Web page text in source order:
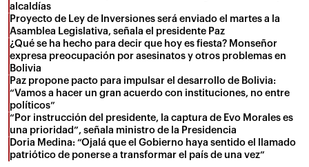
alcaldías
Proyecto de Ley de Inversiones será enviado el martes a la
Asamblea Legislativa, señala el presidente Paz
¿Qué se ha hecho para decir que hoy es fiesta? Monseñor
expresa preocupación por asesinatos y otros problemas en
Bolivia
Paz propone pacto para impulsar el desarrollo de Bolivia:
“Vamos a hacer un gran acuerdo con instituciones, no entre
políticos”
“Por instrucción del presidente, la captura de Evo Morales es
una prioridad”, señala ministro de la Presidencia
Doria Medina: “Ojalá que el Gobierno haya sentido el llamado
patriótico de ponerse a transformar el país de una vez”